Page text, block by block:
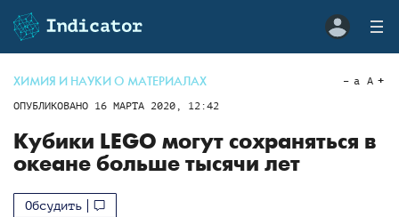
ХИМИЯ И НАУКИ О МАТЕРИАЛАХ
ОПУБЛИКОВАНО 16 МАРТА 2020, 12:42
a A
Кубики LEGO могут сохраняться в
океане больше тысячи лет
Обсудить